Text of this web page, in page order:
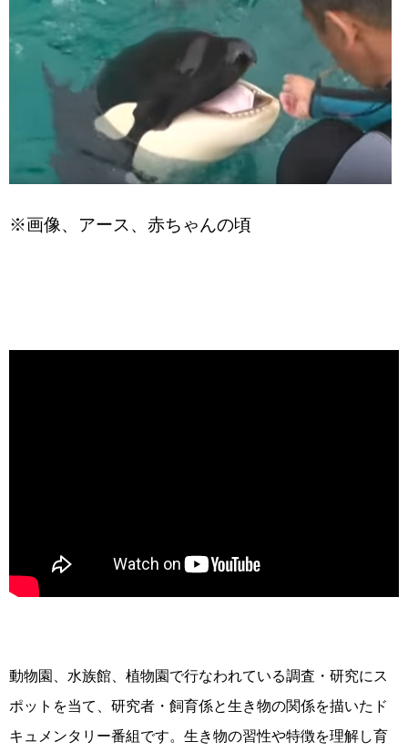
※画像、アース、赤ちゃんの頃
動物園、水族館、植物園で行なわれている調査・研究にス
ポットを当て、研究者・飼育係­と生き物の関係を描いたド
キュメンタリー番組です。生き物の習性や特徴を理解し育